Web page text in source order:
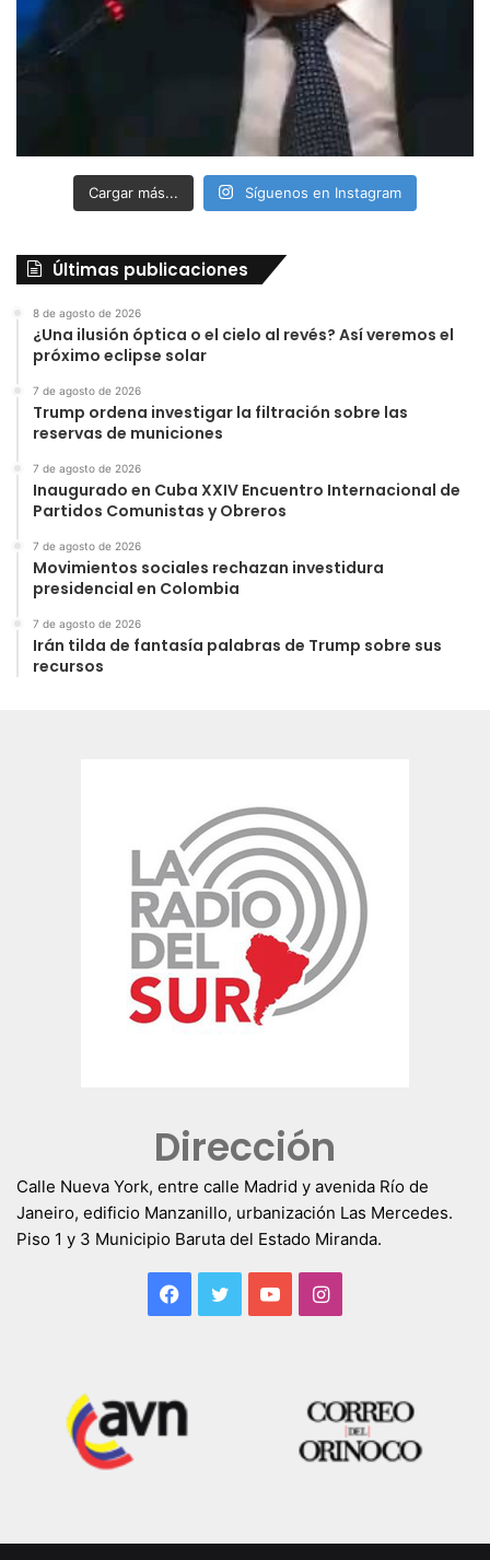
Cargar más... Síguenos en Instagram
Últimas publicaciones
8 de agosto de 2026
¿Una ilusión óptica o el cielo al revés? Así veremos el
próximo eclipse solar
7 de agosto de 2026
Trump ordena investigar la filtración sobre las
reservas de municiones
7 de agosto de 2026
Inaugurado en Cuba XXIV Encuentro Internacional de
Partidos Comunistas y Obreros
7 de agosto de 2026
Movimientos sociales rechazan investidura
presidencial en Colombia
7 de agosto de 2026
Irán tilda de fantasía palabras de Trump sobre sus
recursos
Dirección
Calle Nueva York, entre calle Madrid y avenida Río de
Janeiro, edificio Manzanillo, urbanización Las Mercedes.
Piso 1 y 3 Municipio Baruta del Estado Miranda.
Facebook
TwitterYouTubeInstagram